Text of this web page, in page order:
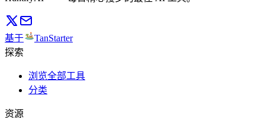
基于
TanStarter
探索
浏览全部工具
分类
资源